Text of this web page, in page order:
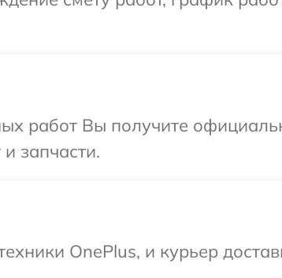
работ Вы получите
запчасти.
OnePlus, и курьер